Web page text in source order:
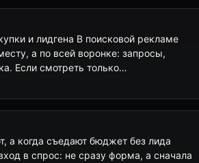
и лидгена В поисковой рекламе
а по всей воронке: запросы,
Если смотреть только…
а когда съедают бюджет без лида
в спрос: не сразу форма, а сначала